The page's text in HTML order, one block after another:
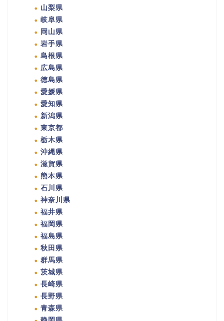
山梨県
岐阜県
岡山県
岩手県
島根県
広島県
徳島県
愛媛県
愛知県
新潟県
東京都
栃木県
沖縄県
滋賀県
熊本県
石川県
神奈川県
福井県
福岡県
福島県
秋田県
群馬県
茨城県
長崎県
長野県
青森県